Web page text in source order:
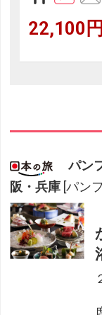
22,100
パン
阪・兵庫 [パン